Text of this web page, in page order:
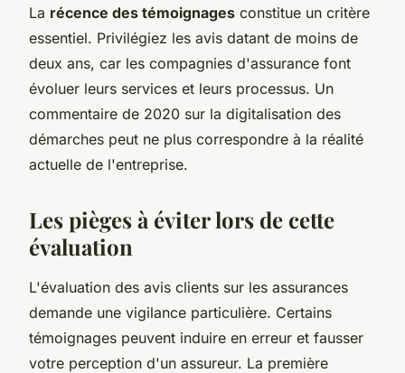
La récence des témoignages constitue un critère
essentiel. Privilégiez les avis datant de moins de
deux ans, car les compagnies d'assurance font
évoluer leurs services et leurs processus. Un
commentaire de 2020 sur la digitalisation des
démarches peut ne plus correspondre à la réalité
actuelle de l'entreprise.
Les pièges à éviter lors de cette
évaluation
L'évaluation des avis clients sur les assurances
demande une vigilance particulière. Certains
témoignages peuvent induire en erreur et fausser
votre perception d'un assureur. La première